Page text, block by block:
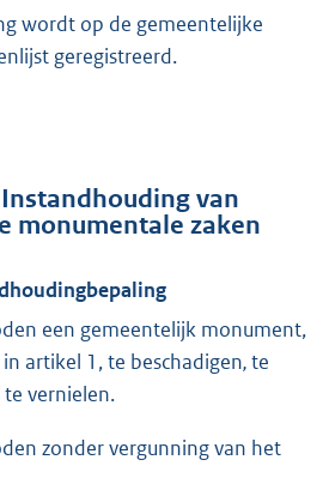
wordt op de gemeentelijke
geregistreerd.
van
monumentale zaken
een gemeentelijk monument,
artikel 1, te beschadigen,te
vernielen.
zonder vergunning van het